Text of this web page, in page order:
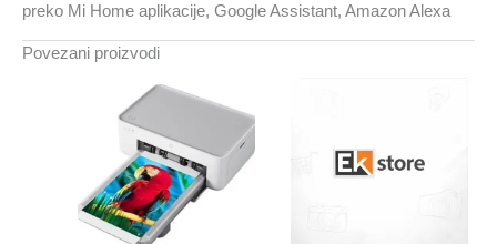
preko Mi Home aplikacije, Google Assistant, Amazon Alexa
Povezani proizvodi